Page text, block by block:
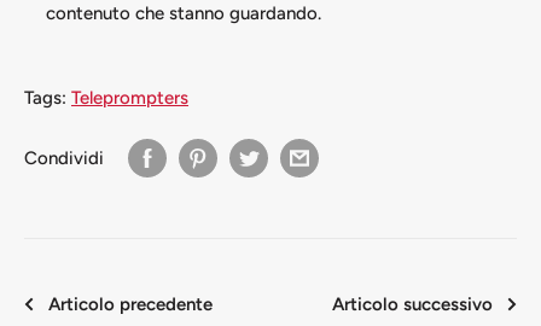
contenuto che stanno guardando.
Tags: Teleprompters
Condividi
Articolo precedente Articolo successivo